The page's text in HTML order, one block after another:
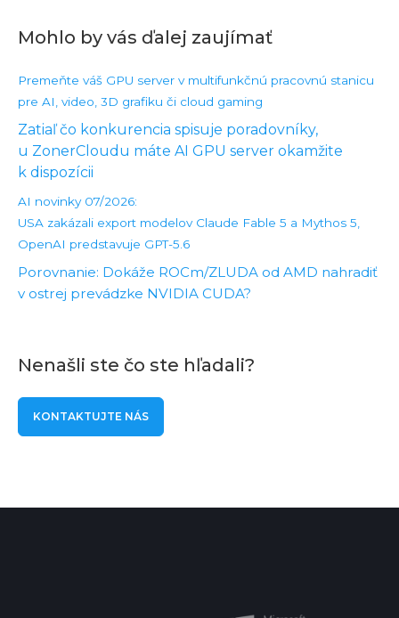
Mohlo by vás ďalej zaujímať
Premeňte váš GPU server v multifunkčnú pracovnú stanicu
pre AI, video, 3D grafiku či cloud gaming
Zatiaľ čo konkurencia spisuje poradovníky,
u ZonerCloudu máte AI GPU server okamžite
k dispozícii
AI novinky 07/2026:
USA zakázali export modelov Claude Fable 5 a Mythos 5,
OpenAI predstavuje GPT-5.6
Porovnanie: Dokáže ROCm/ZLUDA od AMD nahradiť
v ostrej prevádzke NVIDIA CUDA?
Nenašli ste čo ste hľadali?
KONTAKTUJTE NÁS